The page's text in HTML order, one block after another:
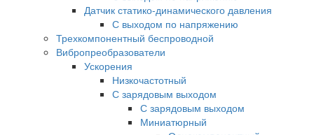
Датчик статико-динамического давления
С выходом по напряжению
Трехкомпонентный беспроводной
Вибропреобразователи
Ускорения
Низкочастотный
С зарядовым выходом
С зарядовым выходом
Миниатюрный